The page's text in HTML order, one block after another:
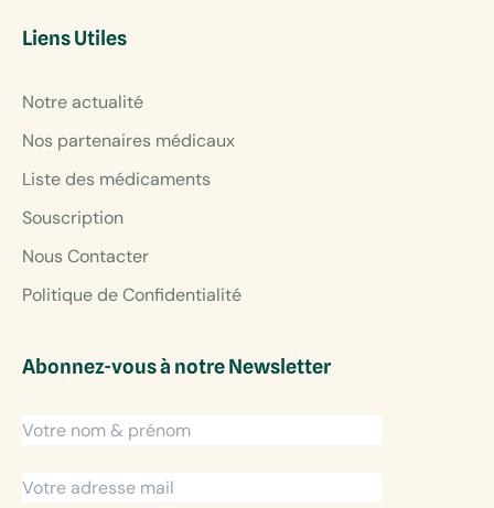
Liens Utiles
Notre actualité
Nos partenaires médicaux
Liste des médicaments
Souscription
Nous Contacter
Politique de Confidentialité
Abonnez-vous à notre Newsletter